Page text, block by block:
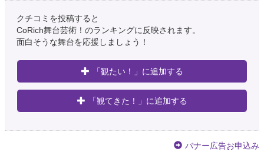
クチコミを投稿すると
CoRich舞台芸術！のランキングに反映されます。
面白そうな舞台を応援しましょう！
「観たい！」に追加する
「観てきた！」に追加する
バナー広告お申込み